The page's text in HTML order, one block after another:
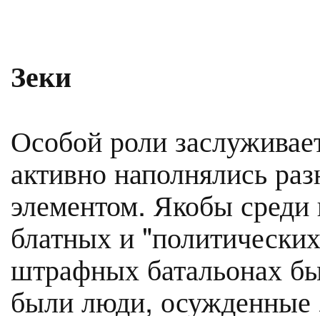
Зеки
Особой роли
активно наполнялись
элементом. Якобы
блатных и
штрафных батальонах
были люди, осужденные